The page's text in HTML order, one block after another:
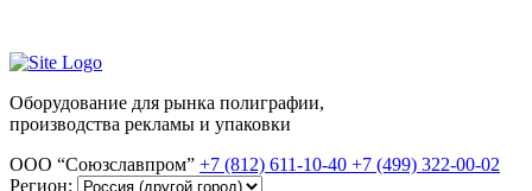
Оборудование для рынка полиграфии,
производства рекламы и упаковки
ООО “Союзславпром” +7 (812) 611-10-40 +7 (499) 322-00-02
Регион: